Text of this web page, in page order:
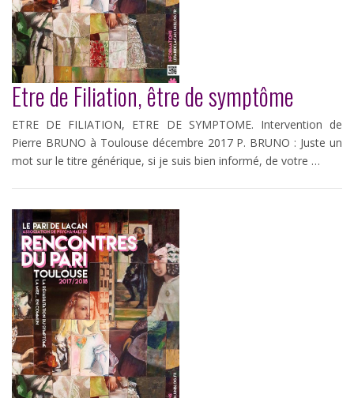
Etre de Filiation, être de symptôme
ETRE DE FILIATION, ETRE DE SYMPTOME. Intervention de
Pierre BRUNO à Toulouse décembre 2017 P. BRUNO : Juste un
mot sur le titre générique, si je suis bien informé, de votre …